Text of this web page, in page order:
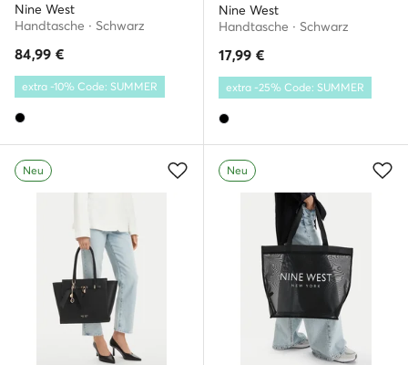
Nine West
Handtasche · Schwarz
84,99 €
extra -10% Code: SUMMER
Nine West
Handtasche · Schwarz
17,99 €
extra -25% Code: SUMMER
Neu Neu